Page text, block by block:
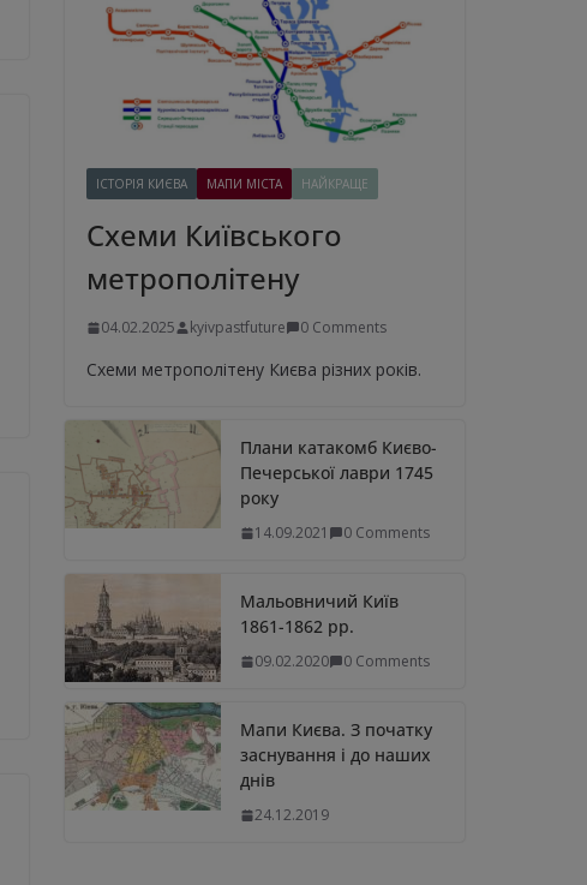
ІСТОРІЯ КИЄВА МАПИ МІСТА НАЙКРАЩЕ
Схеми Київського
метрополітену
04.02.2025 kyivpastfuture 0 Comments
Схеми метрополітену Києва різних років.
Плани катакомб Києво-
Печерської лаври 1745
року
14.09.2021 0 Comments
Мальовничий Київ
1861-1862 рр.
09.02.2020 0 Comments
Мапи Києва. З початку
заснування і до наших
днів
24.12.2019